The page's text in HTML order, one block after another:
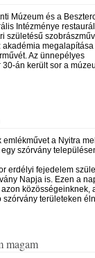
Múzeum és a
Intézménye
születésű
akadémia
Az ünnepélyes
án került sor a
a Nyitra
szórvány
erdélyi fejedelem
Napja is. Ezen a
közösségeinknek,
területeken
magam